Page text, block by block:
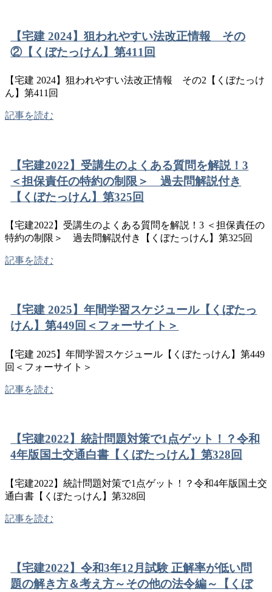
【宅建 2024】狙われやすい法改正情報 その
②【くぼたっけん】第411回
【宅建 2024】狙われやすい法改正情報 その2【くぼたっけ
ん】第411回
記事を読む
【宅建2022】受講生のよくある質問を解説！3
＜担保責任の特約の制限＞ 過去問解説付き
【くぼたっけん】第325回
【宅建2022】受講生のよくある質問を解説！3 ＜担保責任の
特約の制限＞ 過去問解説付き【くぼたっけん】第325回
記事を読む
【宅建 2025】年間学習スケジュール【くぼたっ
けん】第449回＜フォーサイト＞
【宅建 2025】年間学習スケジュール【くぼたっけん】第449
回＜フォーサイト＞
記事を読む
【宅建2022】統計問題対策で1点ゲット！？令和
4年版国土交通白書【くぼたっけん】第328回
【宅建2022】統計問題対策で1点ゲット！？令和4年版国土交
通白書【くぼたっけん】第328回
記事を読む
【宅建2022】令和3年12月試験 正解率が低い問
題の解き方＆考え方～その他の法令編～【くぼ